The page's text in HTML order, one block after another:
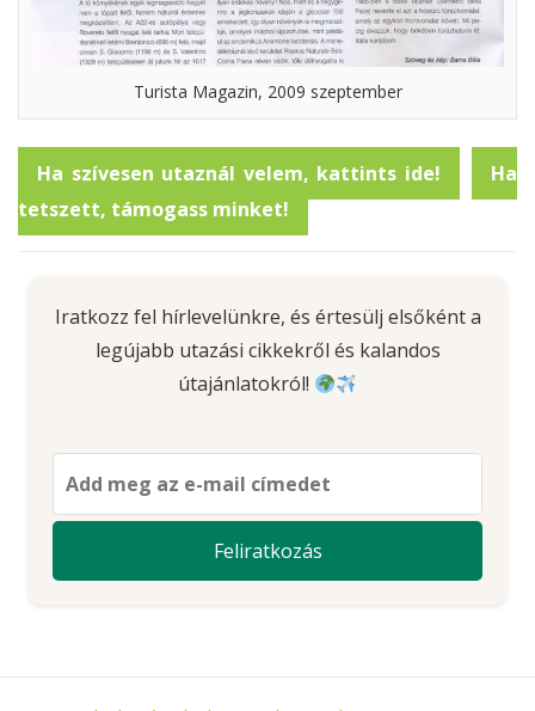
Turista Magazin, 2009 szeptember
Ha szívesen utaznál velem, kattints ide!
Ha
tetszett, támogass minket!
Iratkozz fel hírlevelünkre, és értesülj elsőként a
legújabb utazási cikkekről és kalandos
útajánlatokról!